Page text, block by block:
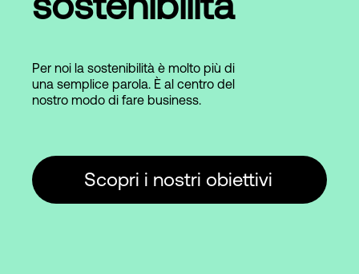
Per noi la sostenibilità è molto più di
una semplice parola. È al centro del
nostro modo di fare business.
Scopri i nostri obiettivi